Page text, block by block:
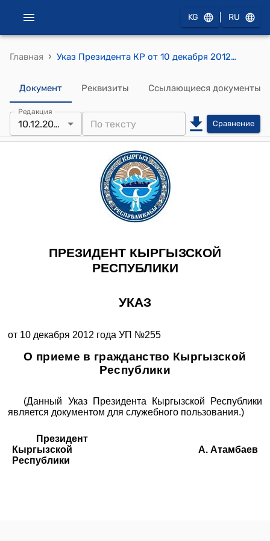
KG RU
Главная › Указ Президента КР от 10 декабря 2012 года УП №255 "О приеме в гражданство Кыргызской Республики"
Документ Реквизиты Ссылающиеся документы
Редакция
10.12.2012 Сравнение